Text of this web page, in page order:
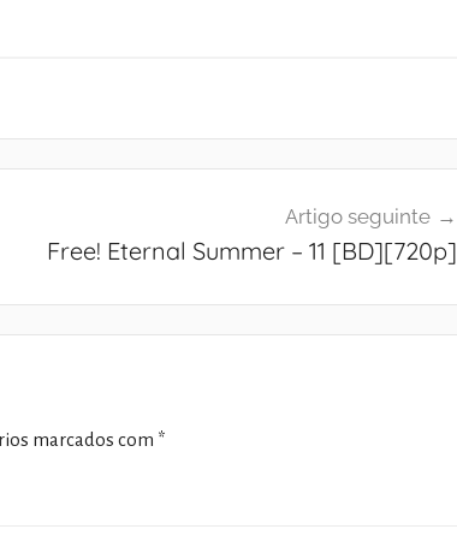
Artigo seguinte
Free! Eternal Summer – 11 [BD][720p]
marcados com *